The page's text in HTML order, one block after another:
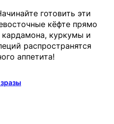
готовить эти
кёфте прямо
куркумы и
распространятся
аппетита!